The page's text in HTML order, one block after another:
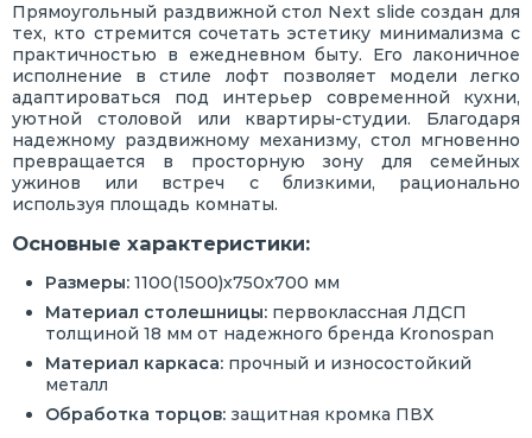
Прямоугольный раздвижной стол Next slide создан для
тех, кто стремится сочетать эстетику минимализма с
практичностью в ежедневном быту. Его лаконичное
исполнение в стиле лофт позволяет модели легко
адаптироваться под интерьер современной кухни,
уютной столовой или квартиры-студии. Благодаря
надежному раздвижному механизму, стол мгновенно
превращается в просторную зону для семейных
ужинов или встреч с близкими, рационально
используя площадь комнаты.
Основные характеристики:
Размеры: 1100(1500)х750х700 мм
Материал столешницы: первоклассная ЛДСП
толщиной 18 мм от надежного бренда Kronospan
Материал каркаса: прочный и износостойкий
металл
Обработка торцов: защитная кромка ПВХ